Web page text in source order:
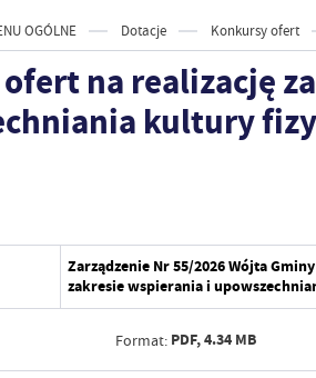
OGÓLNE Dotacje Konkursy ofert
na realizację
kultury
Zarządzenie Nr 55/2026 Wójta
zakresie wspierania i
Format: PDF,4.34 MB